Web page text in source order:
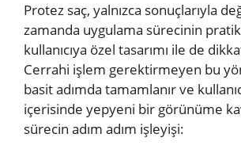
Protez saç, yalnızca sonuçlarıyla
zamanda uygulama sürecinin
kullanıcıya özel tasarımı ile de
Cerrahi işlem gerektirmeyen bu
basit adımda tamamlanır ve
içerisinde yepyeni bir görünüme
sürecin adım adım işleyişi: